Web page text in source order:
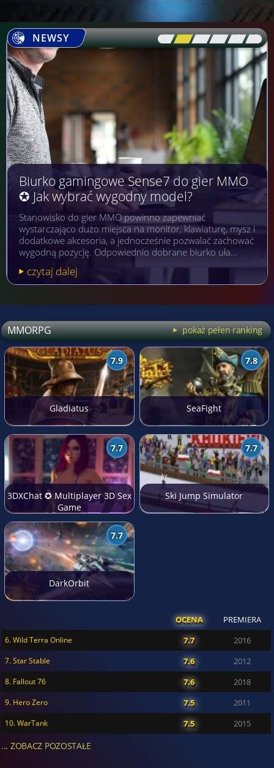
NEWSY [\ \\ \\ \\ \\ \]
Biurko gamingowe Sense7 do gier MMO
✪ Jak wybrać wygodny model?
Stanowisko do gier MMO powinno zapewniać
wystarczająco dużo miejsca na monitor, klawiaturę, mysz i
dodatkowe akcesoria, a jednocześnie pozwalać zachować
wygodną pozycję. Odpowiednio dobrane biurko uła…
czytaj dalej
MMORPG pokaż pełen ranking
7.9
Gladiatus
7.8
SeaFight
7.7
3DXChat ✪ Multiplayer 3D Sex
Game
7.7
Ski Jump Simulator
7.7
DarkOrbit
OCENA PREMIERA
6. Wild Terra Online 7.7 2016
7. Star Stable 7.6 2012
8. Fallout 76 7.6 2018
9. Hero Zero 7.5 2011
10. WarTank 7.5 2015
... ZOBACZ POZOSTAŁE